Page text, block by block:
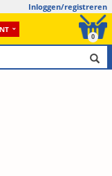
Inloggen/registreren
0